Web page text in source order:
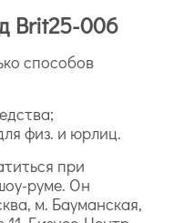
Brit25-006
способов
физ. и юрлиц.
при
руме. Он
м. Бауманская,